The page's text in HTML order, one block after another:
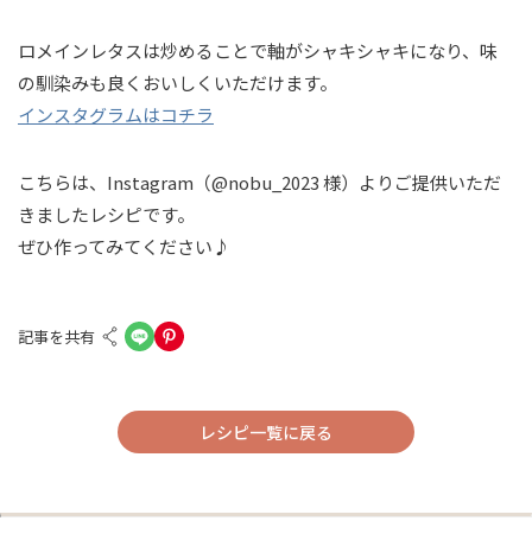
ロメインレタスは炒めることで軸がシャキシャキになり、味
の馴染みも良くおいしくいただけます。
インスタグラムはコチラ
こちらは、Instagram（@nobu_2023 様）よりご提供いただ
きましたレシピです。
ぜひ作ってみてください♪
記事を共有
レシピ一覧に戻る